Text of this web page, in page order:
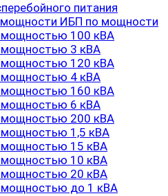
питания
ИБП по мощности
100 кВА
3 кВА
120 кВА
4 кВА
160 кВА
6 кВА
200 кВА
1,5 кВА
15 кВА
10 кВА
20 кВА
до 1 кВА